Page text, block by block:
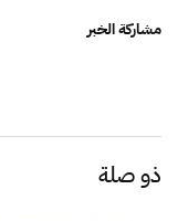
مشاركة الخبر
ذو صلة